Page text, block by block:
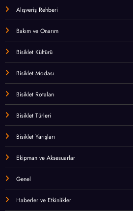
Alışveriş Rehberi
Bakım ve Onarım
Bisiklet Kültürü
Bisiklet Modası
Bisiklet Rotaları
Bisiklet Türleri
Bisiklet Yarışları
Ekipman ve Aksesuarlar
Genel
Haberler ve Etkinlikler